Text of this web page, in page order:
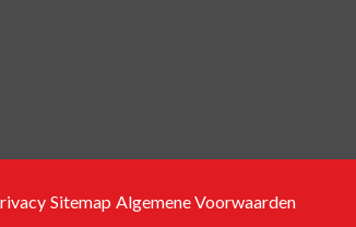
Sitemap Algemene Voorwaarden